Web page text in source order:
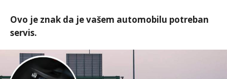
Ovo je znak da je vašem automobilu potreban
servis.